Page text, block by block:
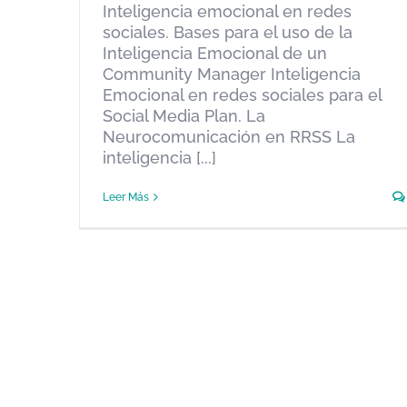
Inteligencia emocional en redes
sociales. Bases para el uso de la
Inteligencia Emocional de un
Community Manager Inteligencia
Emocional en redes sociales para el
Social Media Plan. La
Neurocomunicación en RRSS La
inteligencia [...]
Leer Más